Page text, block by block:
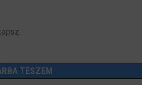
TESZEM